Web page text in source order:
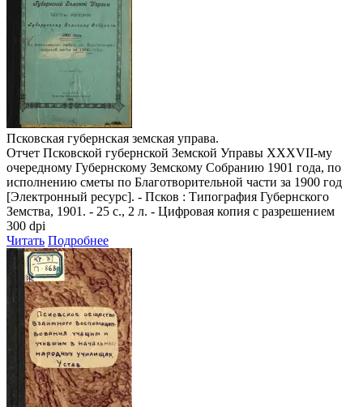
Псковская губернская земская управа.
Отчет Псковской губернской Земской Управы XXXVII-му
очередному Губернскому Земскому Собранию 1901 года, по
исполнению сметы по Благотворительной части за 1900 год
[Электронный ресурс]. - Псков : Типография Губернского
Земства, 1901. - 25 с., 2 л. - Цифровая копия с разрешением
300 dpi
Читать Подробнее